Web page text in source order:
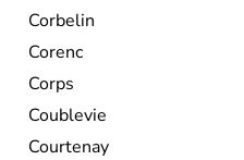
Corbelin
Corenc
Corps
Coublevie
Courtenay